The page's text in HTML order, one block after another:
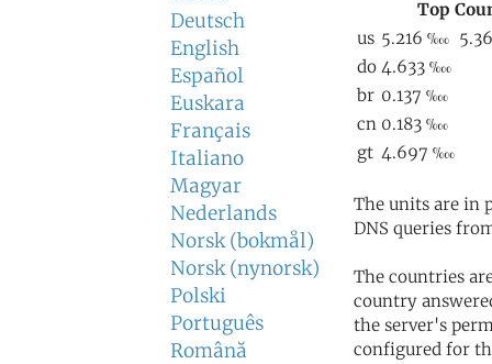
Deutsch
English
Español
Euskara
Français
Italiano
Magyar
Nederlands
Norsk (bokmål)
Norsk (nynorsk)
Polski
Português
Română
The units are in
DNS queries
The countries
country
the server's
configured for